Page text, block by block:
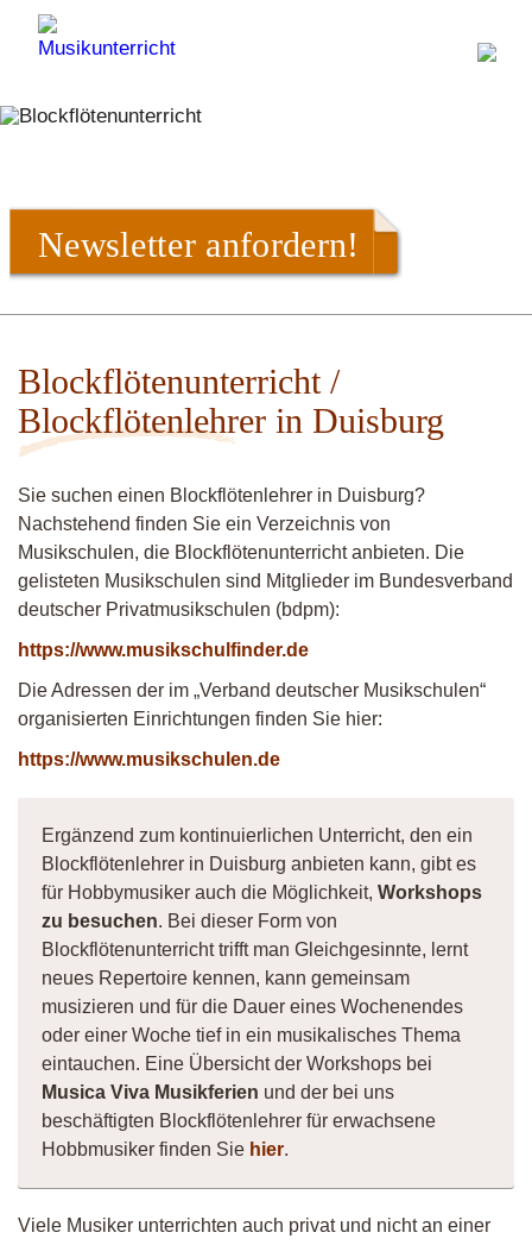
Newsletter anfordern!
Blockflötenunterricht /
Blockflötenlehrer in Duisburg
Sie suchen einen Blockflötenlehrer in Duisburg?
Nachstehend finden Sie ein Verzeichnis von
Musikschulen, die Blockflötenunterricht anbieten. Die
gelisteten Musikschulen sind Mitglieder im Bundesverband
deutscher Privatmusikschulen (bdpm):
https://www.musikschulfinder.de
Die Adressen der im „Verband deutscher Musikschulen“
organisierten Einrichtungen finden Sie hier:
https://www.musikschulen.de
Ergänzend zum kontinuierlichen Unterricht, den ein
Blockflötenlehrer in Duisburg anbieten kann, gibt es
für Hobbymusiker auch die Möglichkeit, Workshops
zu besuchen. Bei dieser Form von
Blockflötenunterricht trifft man Gleichgesinnte, lernt
neues Repertoire kennen, kann gemeinsam
musizieren und für die Dauer eines Wochenendes
oder einer Woche tief in ein musikalisches Thema
eintauchen. Eine Übersicht der Workshops bei
Musica Viva Musikferien und der bei uns
beschäftigten Blockflötenlehrer für erwachsene
Hobbmusiker finden Sie hier.
Viele Musiker unterrichten auch privat und nicht an einer